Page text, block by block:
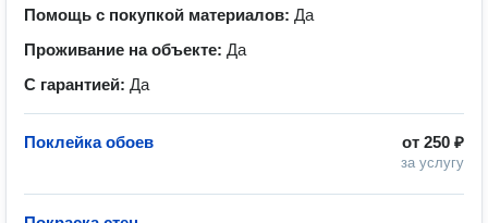
Помощь с покупкой материалов: Да
Проживание на объекте: Да
С гарантией: Да
от 250 ₽
за услугу
Поклейка обоев